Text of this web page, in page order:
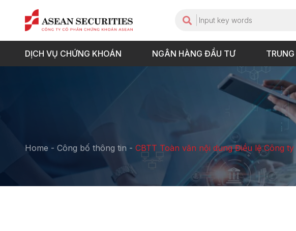
DỊCH VỤ CHỨNG KHOÁN NGÂN HÀNG ĐẦU TƯ
Home - Công bố thông tin - CBTT Toàn văn nội dung Điều lệ Công